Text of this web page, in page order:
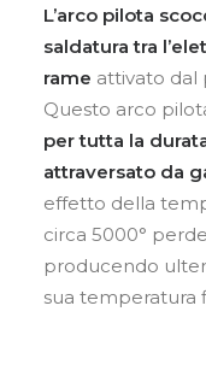
L’arco pilota
saldatura tra
rame attivato dal
Questo arco
per tutta la
attraversato da
effetto della
circa 5000°
producendo
sua temperatura